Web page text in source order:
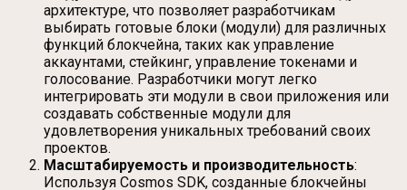
архитектуре, что позволяет разработчикам
выбирать готовые блоки (модули) для различных
функций блокчейна, таких как управление
аккаунтами, стейкинг, управление токенами и
голосование. Разработчики могут легко
интегрировать эти модули в свои приложения или
создавать собственные модули для
удовлетворения уникальных требований своих
проектов.
Масштабируемость и производительность:
Используя Cosmos SDK, созданные блокчейны